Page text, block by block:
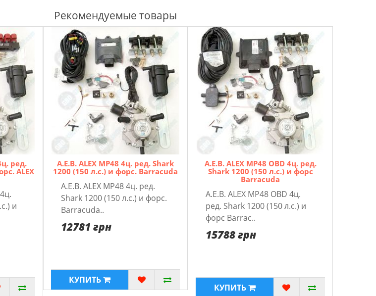
Рекомендуемые товары
pед.
ALEX
и
A.E.B. ALEX MP48 4ц. pед. Shark
1200 (150 л.с.) и форс. Barracuda
A.E.B. ALEX MP48 4ц. pед.
Shark 1200 (150 л.с.) и форс.
Barracuda..
12781 грн
КУПИТЬ
A.E.B. ALEX MP48 OBD 4ц. pед.
Shark 1200 (150 л.с.) и форс
Barracuda
A.E.B. ALEX MP48 OBD 4ц.
pед. Shark 1200 (150 л.с.) и
форс Barrac..
15788 грн
КУПИТЬ